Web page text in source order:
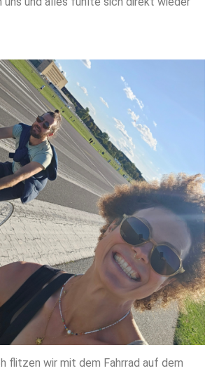
flitzen wir mit dem Fahrrad auf dem